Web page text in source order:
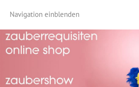
Navigation einblenden